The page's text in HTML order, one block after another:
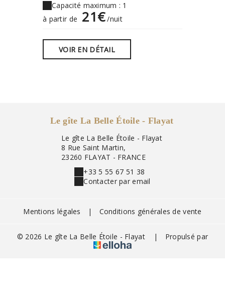
Capacité maximum : 1
à partir de 21€/nuit
VOIR EN DÉTAIL
Le gîte La Belle Étoile - Flayat
Le gîte La Belle Étoile - Flayat
8 Rue Saint Martin,
23260 FLAYAT - FRANCE
+33 5 55 67 51 38
Contacter par email
Mentions légales | Conditions générales de vente
© 2026 Le gîte La Belle Étoile - Flayat | Propulsé par